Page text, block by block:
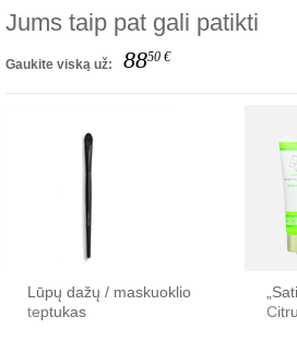
Jums taip pat gali patikti
Gaukite viską už: 8850 €
Lūpų dažų / maskuoklio
teptukas